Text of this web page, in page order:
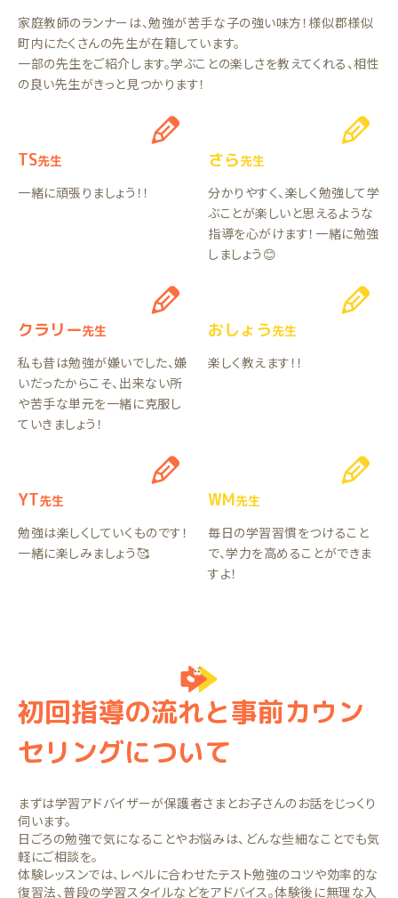
家庭教師のランナーは、勉強が苦手な子の強い味方！様似郡様似
町内にたくさんの先生が在籍しています。
一部の先生をご紹介します。学ぶことの楽しさを教えてくれる、相性
の良い先生がきっと見つかります！
TS先生
一緒に頑張りましょう！！
さら先生
分かりやすく、楽しく勉強して学
ぶことが楽しいと思えるような
指導を心がけます！一緒に勉強
しましょう😊
クラリー先生
私も昔は勉強が嫌いでした、嫌
いだったからこそ、出来ない所
や苦手な単元を一緒に克服し
ていきましょう！
おしょう先生
楽しく教えます！！
YT先生
勉強は楽しくしていくものです！
一緒に楽しみましょう🥰
WM先生
毎日の学習習慣をつけること
で、学力を高めることができま
すよ！
初回指導の流れと事前カウン
セリングについて
まずは学習アドバイザーが保護者さまとお子さんのお話をじっくり
伺います。
日ごろの勉強で気になることやお悩みは、どんな些細なことでも気
軽にご相談を。
体験レッスンでは、レベルに合わせたテスト勉強のコツや効率的な
復習法、普段の学習スタイルなどをアドバイス。体験後に無理な入